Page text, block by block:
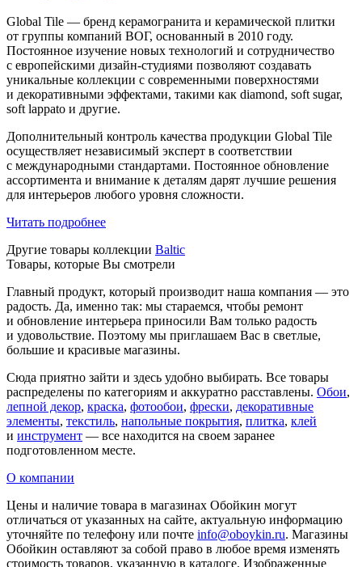
Global Tile — бренд керамогранита и керамической плитки
от группы компаний ВОГ, основанный в 2010 году.
Постоянное изучение новых технологий и сотрудничество
с европейскими дизайн-студиями позволяют создавать
уникальные коллекции с современными поверхностями
и декоративными эффектами, такими как diamond, soft sugar,
soft lappato и другие.
Дополнительный контроль качества продукции Global Tile
осуществляет независимый эксперт в соответствии
с международными стандартами. Постоянное обновление
ассортимента и внимание к деталям дарят лучшие решения
для интерьеров любого уровня сложности.
Читать подробнее
Другие товары коллекции Baltic
Товары, которые Вы смотрели
Главный продукт, который производит наша компания — это
радость. Да, именно так: мы стараемся, чтобы ремонт
и обновление интерьера приносили Вам только радость
и удовольствие. Поэтому мы приглашаем Вас в светлые,
большие и красивые магазины.
Сюда приятно зайти и здесь удобно выбирать. Все товары
распределены по категориям и аккуратно расставлены. Обои,
лепной декор, краска, фотообои, фрески, декоративные
элементы, текстиль, напольные покрытия, плитка, клей
и инструмент — все находится на своем заранее
подготовленном месте.
О компании
Цены и наличие товара в магазинах Обойкин могут
отличаться от указанных на сайте, актуальную информацию
уточняйте по телефону или почте info@oboykin.ru. Магазины
Обойкин оставляют за собой право в любое время изменять
стоимость товаров, указанную в каталоге. Изображенные